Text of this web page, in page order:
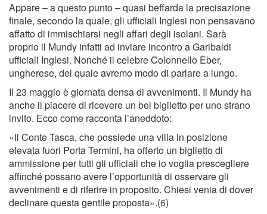
Appare – a questo punto – quasi beffarda la precisazione
ﬁnale, secondo la quale, gli ufﬁciali Inglesi non pensavano
affatto di immischiarsi negli affari degli isolani. Sarà
proprio il Mundy infatti ad inviare incontro a Garibaldi
ufﬁciali Inglesi. Nonché il celebre Colonnello Eber,
ungherese, del quale avremo modo di parlare a lungo.
Il 23 maggio è giornata densa di avvenimenti. Il Mundy ha
anche il piacere di ricevere un bel biglietto per uno strano
invito. Ecco come racconta l’aneddoto:
«Il Conte Tasca, che possiede una villa in posizione
elevata fuori Porta Termini, ha offerto un biglietto di
ammissione per tutti gli ufﬁciali che io voglia prescegliere
afﬁnché possano avere l’opportunità di osservare gli
avvenimenti e di riferire in proposito. Chiesi venia di dover
declinare questa gentile proposta».(6)